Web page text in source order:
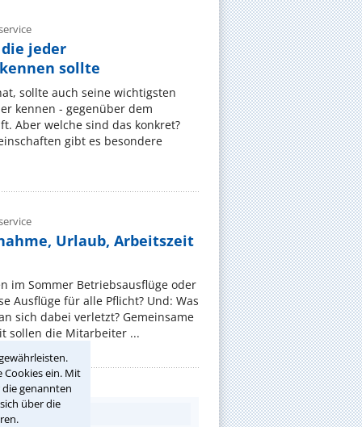
Cookies ein. Mit
genannten
über die
jeder
sollte
sollte auch seine wichtigsten
kennen - gegenüber dem
Aber welche sind das konkret?
gibt es besondere
Urlaub, Arbeitszeit
im Sommer Betriebsausflüge oder
Ausflüge für alle Pflicht? Und: Was
sich dabei verletzt? Gemeinsame
sollen die Mitarbeiter ...